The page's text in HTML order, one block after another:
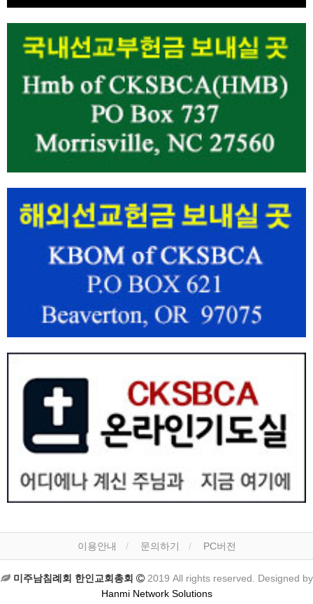
이용안내 문의하기 PC버전
미주남침례회 한인교회총회
2019 All rights reserved. Designed by
Hanmi Network Solutions